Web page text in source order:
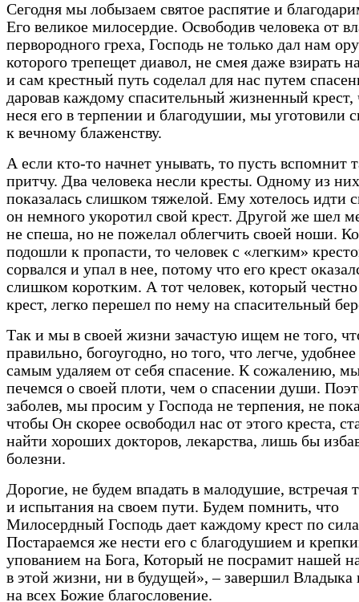
Сегодня мы лобызаем святое распятие и
Его великое милосердие. Освободив человека от
первородного греха, Господь не только дал нам
которого трепещет диавол, не смея даже взирать
и сам крестный путь соделал для нас путем
даровав каждому спасительный жизненный крест,
неся его в терпении и благодушии, мы уготовили
к вечному блаженству.
А если кто-то начнет унывать, то пусть вспомнит
притчу. Два человека несли кресты. Одному из
показалась слишком тяжелой. Ему хотелось идти
он немного укоротил свой крест. Другой же шел
не спеша, но не пожелал облегчить своей ноши.
подошли к пропасти, то человек с «легким»
сорвался и упал в нее, потому что его крест
слишком коротким. А тот человек, который
крест, легко перешел по нему на спасительный
Так и мы в своей жизни зачастую ищем не того,
правильно, богоугодно, но того, что легче,
самым удаляем от себя спасение. К сожалению,
печемся о своей плоти, чем о спасении души.
заболев, мы просим у Господа не терпения, не
чтобы Он скорее освободил нас от этого креста,
найти хороших докторов, лекарства, лишь бы
болезни.
Дорогие, не будем впадать в малодушие, встречая
и испытания на своем пути. Будем помнить, что
Милосердный Господь дает каждому крест по
Постараемся же нести его с благодушием и
упованием на Бога, Который не посрамит нашей
в этой жизни, ни в будущей», – завершил Владыка
на всех Божие благословение.